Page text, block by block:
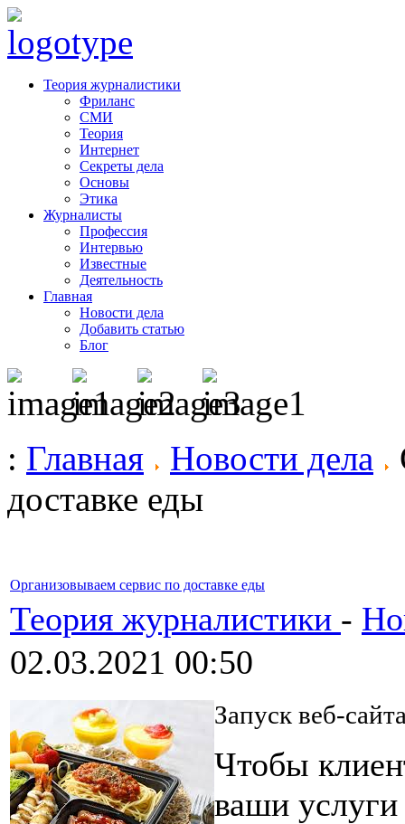
Теория журналистики
Фриланс
СМИ
Теория
Интернет
Секреты дела
Основы
Этика
Журналисты
Профессия
Интервью
Известные
Деятельность
Главная
Новости дела
Добавить статью
Блог
: Главная Новости дела
доставке еды
Организовываем сервис по доставке еды
Теория журналистики -
02.03.2021 00:50
Запуск веб-
Чтобы
ваши услуги